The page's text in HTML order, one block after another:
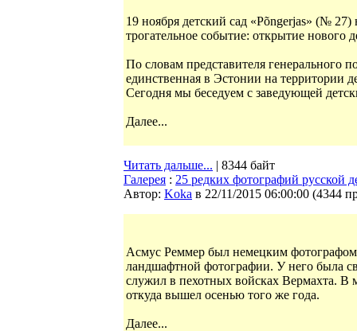
19 ноября детский сад «Põngerjas» (№
трогательное событие: открытие нового
По словам представителя генерального
единственная в Эстонии на территории
Сегодня мы беседуем с заведующей
Далее...
Читать дальше... | 8344 байт
Галерея : 25 редких фотографий русской
Автор: Koka в 22/11/2015 06:00:00 (4344
Асмус Реммер был немецким
ландшафтной фотографии. У него была
служил в пехотных войсках Вермахта. В
откуда вышел осенью того же года.
Далее...